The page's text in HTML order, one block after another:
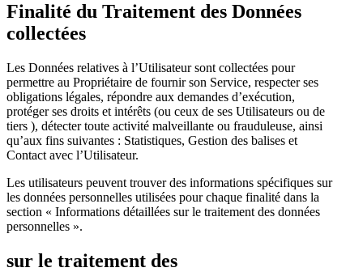
Finalité du Traitement des Données
collectées
Les Données relatives à l’Utilisateur sont collectées pour
permettre au Propriétaire de fournir son Service, respecter ses
obligations légales, répondre aux demandes d’exécution,
protéger ses droits et intérêts (ou ceux de ses Utilisateurs ou de
tiers ), détecter toute activité malveillante ou frauduleuse, ainsi
qu’aux fins suivantes : Statistiques, Gestion des balises et
Contact avec l’Utilisateur.
Les utilisateurs peuvent trouver des informations spécifiques sur
les données personnelles utilisées pour chaque finalité dans la
section « Informations détaillées sur le traitement des données
personnelles ».
sur le traitement des